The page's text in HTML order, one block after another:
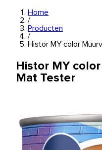
Home
/
Producten
/
Histor MY color
Histor MY
Mat Tester